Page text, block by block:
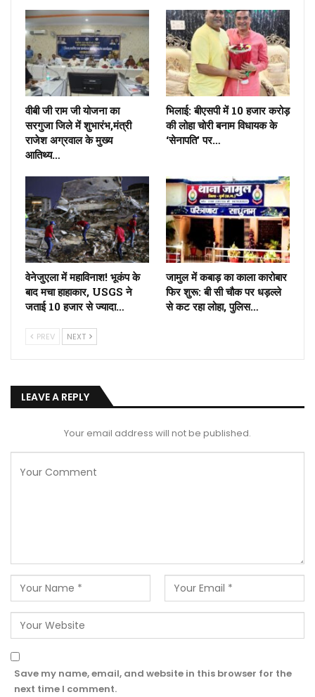
वीबी जी राम जी योजना का
सरगुजा जिले में शुभारंभ,मंत्री
राजेश अग्रवाल के मुख्य
आतिथ्य…
भिलाई: बीएसपी में 10 हजार करोड़
की लोहा चोरी बनाम विधायक के
‘सेनापति’ पर…
वेनेजुएला में महाविनाश! भूकंप के
बाद मचा हाहाकार, USGS ने
जताई 10 हजार से ज्यादा…
जामुल में कबाड़ का काला कारोबार
फिर शुरू: बी सी चौक पर धड़ल्ले
से कट रहा लोहा, पुलिस…
PREV NEXT
LEAVE A REPLY
Your email address will not be published.
Save my name, email, and website in this browser for the
next time I comment.